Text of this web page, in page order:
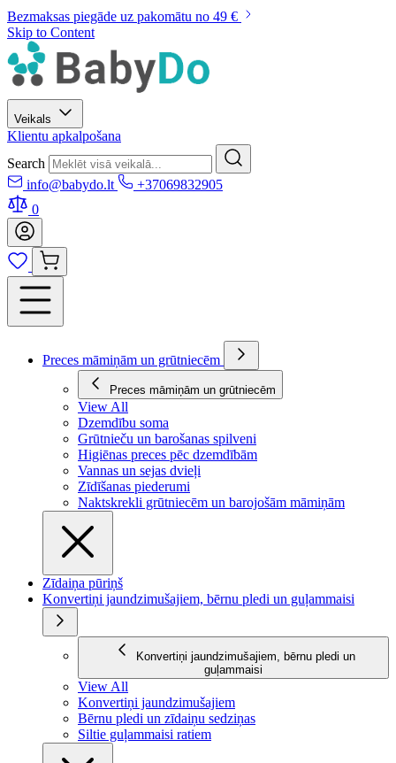
Bezmaksas piegāde uz pakomātu no 49 €
Skip to Content
Veikals
Klientu apkalpošana
Search
info@babydo.lt
+37069832905
0
Preces māmiņām un grūtniecēm
Preces māmiņām un grūtniecēm
View All
Dzemdību soma
Grūtnieču un barošanas spilveni
Higiēnas preces pēc dzemdībām
Vannas un sejas dvieļi
Zīdīšanas piederumi
Naktskrekli grūtniecēm un barojošām māmiņām
Zīdaiņa pūriņš
Konvertiņi jaundzimušajiem, bērnu pledi un guļammaisi
Konvertiņi jaundzimušajiem, bērnu pledi un
guļammaisi
View All
Konvertiņi jaundzimušajiem
Bērnu pledi un zīdaiņu sedziņas
Siltie guļammaisi ratiem